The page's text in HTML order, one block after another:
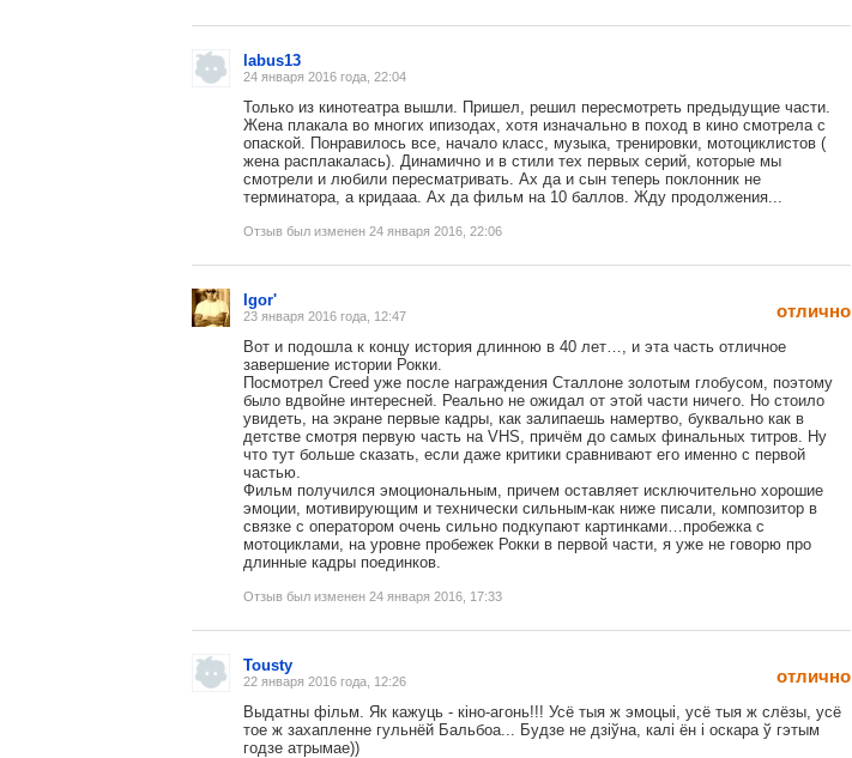
labus13
24 января 2016 года, 22:04
Только из кинотеатра вышли. Пришел, решил пересмотреть предыдущие части.
Жена плакала во многих ипизодах, хотя изначально в поход в кино смотрела с
опаской. Понравилось все, начало класс, музыка, тренировки, мотоциклистов (
жена расплакалась). Динамично и в стили тех первых серий, которые мы
смотрели и любили пересматривать. Ах да и сын теперь поклонник не
терминатора, а кридааа. Ах да фильм на 10 баллов. Жду продолжения...
Отзыв был изменен 24 января 2016, 22:06
отлично
Igor'
23 января 2016 года, 12:47
Вот и подошла к концу история длинною в 40 лет…, и эта часть отличное
завершение истории Рокки.
Посмотрел Creed уже после награждения Сталлоне золотым глобусом, поэтому
было вдвойне интересней. Реально не ожидал от этой части ничего. Но стоило
увидеть, на экране первые кадры, как залипаешь намертво, буквально как в
детстве смотря первую часть на VHS, причём до самых финальных титров. Ну
что тут больше сказать, если даже критики сравнивают его именно с первой
частью.
Фильм получился эмоциональным, причем оставляет исключительно хорошие
эмоции, мотивирующим и технически сильным-как ниже писали, композитор в
связке с оператором очень сильно подкупают картинками…пробежка с
мотоциклами, на уровне пробежек Рокки в первой части, я уже не говорю про
длинные кадры поединков.
Отзыв был изменен 24 января 2016, 17:33
отлично
Tousty
22 января 2016 года, 12:26
Выдатны фільм. Як кажуць - кіно-агонь!!! Усё тыя ж эмоцыі, усё тыя ж слёзы, усё
тое ж захапленне гульнёй Бальбоа... Будзе не дзіўна, калі ён і оскара ў гэтым
годзе атрымае))